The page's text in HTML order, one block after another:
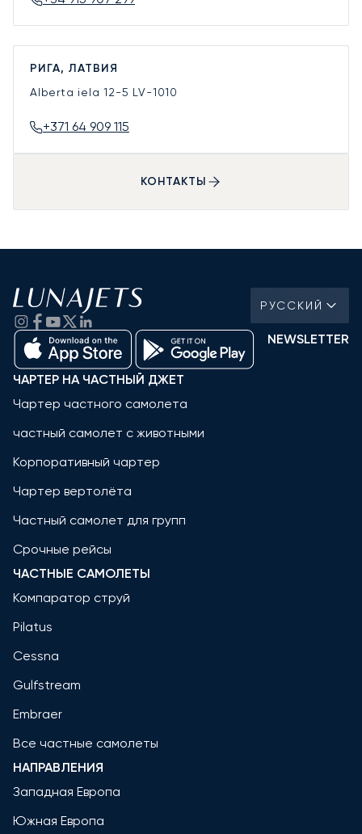
РИГА, ЛАТВИЯ
Alberta iela 12-5 LV-1010
+371 64 909 115
КОНТАКТЫ
РУССКИЙ
NEWSLETTER
ЧАРТЕР НА ЧАСТНЫЙ ДЖЕТ
Чартер частного самолета
частный самолет с животными
Корпоративный чартер
Чартер вертолёта
Частный самолет для групп
Срочные рейсы
ЧАСТНЫЕ САМОЛЕТЫ
Компаратор струй
Pilatus
Cessna
Gulfstream
Embraer
Все частные самолеты
НАПРАВЛЕНИЯ
Западная Европа
Южная Европа